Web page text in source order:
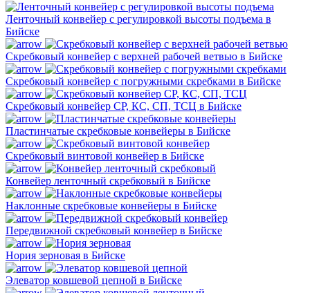
Ленточный конвейер с регулировкой высоты подъема в
Бийске
Скребковый конвейер с верхней рабочей ветвью в Бийске
Скребковый конвейер с погружными скребками в Бийске
Скребковый конвейер СР, КС, СП, ТСЦ в Бийске
Пластинчатые скребковые конвейеры в Бийске
Скребковый винтовой конвейер в Бийске
Конвейер ленточный скребковый в Бийске
Наклонные скребковые конвейеры в Бийске
Передвижной скребковый конвейер в Бийске
Нория зерновая в Бийске
Элеватор ковшевой цепной в Бийске